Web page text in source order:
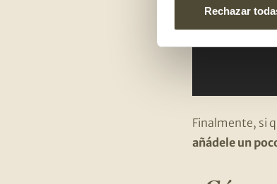
Rechazar
Finalmente, si
añádele un